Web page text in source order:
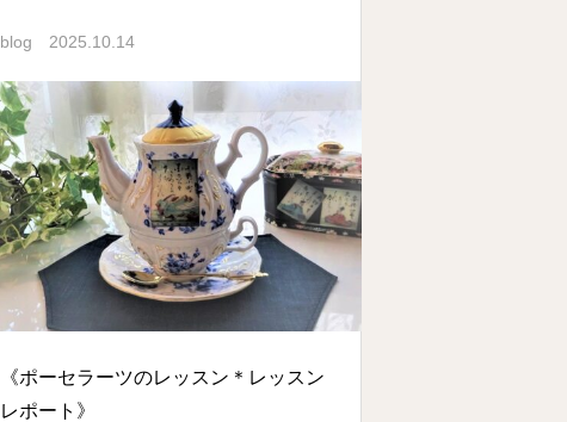
blog 2025.10.14
《ポーセラーツのレッスン＊レッスン
レポート》